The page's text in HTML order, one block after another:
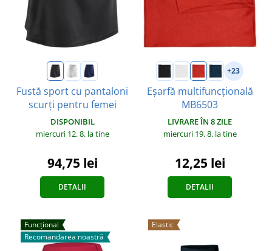
Fustă sport cu pantaloni
scurți pentru femei
DISPONIBIL
miercuri 12. 8. la tine
94,75 lei
DETALII
+23
Eșarfă multifuncțională
MB6503
LIVRARE ÎN 8 ZILE
miercuri 19. 8. la tine
12,25 lei
DETALII
Funcțional
Recomandarea noastră
Elastic